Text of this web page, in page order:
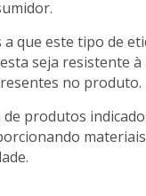
que este tipo de
seja resistente à
no produto.
produtos